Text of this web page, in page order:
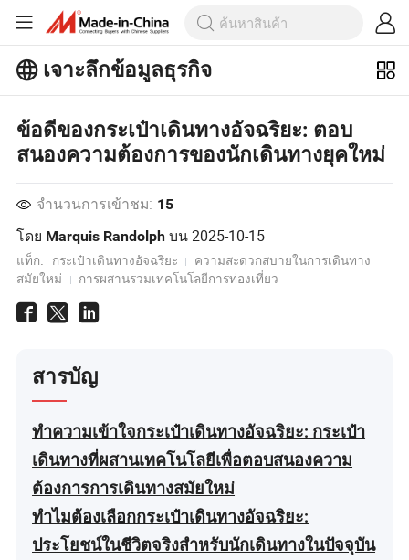
เจาะลึกข้อมูลธุรกิจ
ดูเพิ่มเติม
ข้อดีของกระเป๋าเดินทางอัจฉริยะ: ตอบ
สนองความต้องการของนักเดินทางยุคใหม่
จำนวนการเข้าชม: 15
โดย Marquis Randolph บน2025-10-15
แท็ก: กระเป๋าเดินทางอัจฉริยะ
ความสะดวกสบายในการเดินทาง
สมัยใหม่
การผสานรวมเทคโนโลยีการท่องเที่ยว
สารบัญ
ทำความเข้าใจกระเป๋าเดินทางอัจฉริยะ: กระเป๋า
เดินทางที่ผสานเทคโนโลยีเพื่อตอบสนองความ
ต้องการการเดินทางสมัยใหม่
ทำไมต้องเลือกกระเป๋าเดินทางอัจฉริยะ:
ประโยชน์ในชีวิตจริงสำหรับนักเดินทางในปัจจุบัน